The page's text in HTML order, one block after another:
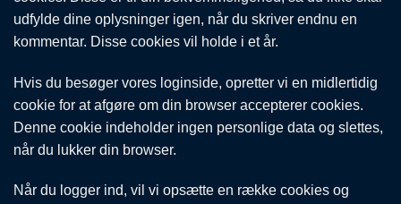
udfylde dine oplysninger igen, når du skriver endnu en
kommentar. Disse cookies vil holde i et år.
Hvis du besøger vores loginside, opretter vi en midlertidig
cookie for at afgøre om din browser accepterer cookies.
Denne cookie indeholder ingen personlige data og slettes,
når du lukker din browser.
Når du logger ind, vil vi opsætte en række cookies og